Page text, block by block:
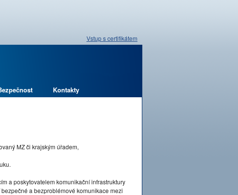
Vstup s certifikátem
Kontakty
MZ či krajským úřadem,
a poskytovatelem komunikační infrastruktury
a bezproblémové komunikace mezi